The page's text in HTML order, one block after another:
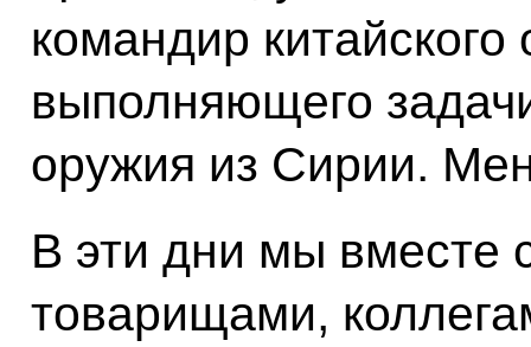
командир
выполняющего
оружия из Сирии.
В эти дни мы вместе
товарищами,